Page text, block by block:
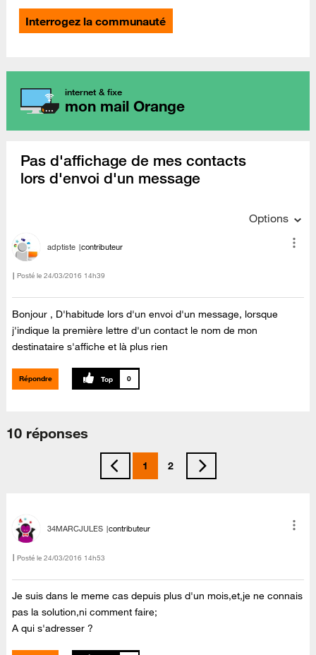
Interrogez la communauté
internet & fixe
mon mail Orange
Pas d'affichage de mes contacts
lors d'envoi d'un message
Options
adptiste contributeur
Posté le ‎24/03/2016 14h39
Bonjour , D'habitude lors d'un envoi d'un message, lorsque
j'indique la première lettre d'un contact le nom de mon
destinataire s'affiche et là plus rien
Répondre 0
10 réponses
1 2
34MARCJULES contributeur
Posté le ‎24/03/2016 14h53
Je suis dans le meme cas depuis plus d'un mois,et,je ne connais
pas la solution,ni comment faire;
A qui s'adresser ?